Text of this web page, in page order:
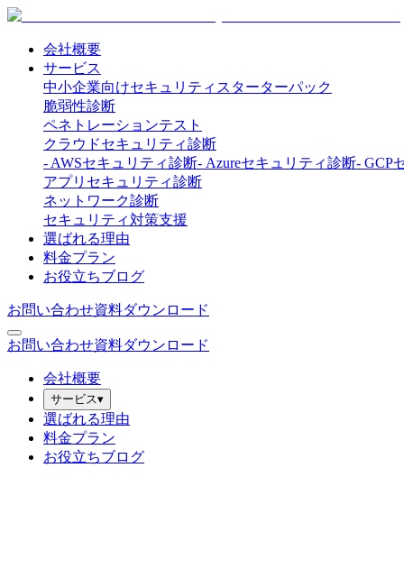
会社概要
サービス
中小企業向けセキュリティスターターパック
脆弱性診断
ペネトレーションテスト
クラウドセキュリティ診断
- AWSセキュリティ診断- Azureセキュリティ診断- GCP
アプリセキュリティ診断
ネットワーク診断
セキュリティ対策支援
選ばれる理由
料金プラン
お役立ちブログ
お問い合わせ資料ダウンロード
お問い合わせ資料ダウンロード
会社概要
サービス▾
選ばれる理由
料金プラン
お役立ちブログ